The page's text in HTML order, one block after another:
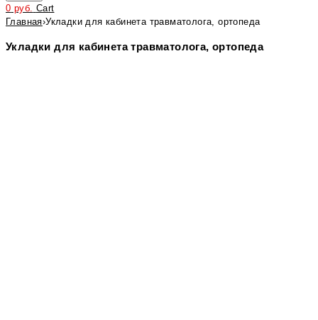
0 руб. Cart
Главная›Укладки для кабинета травматолога, ортопеда
Укладки для кабинета травматолога, ортопеда